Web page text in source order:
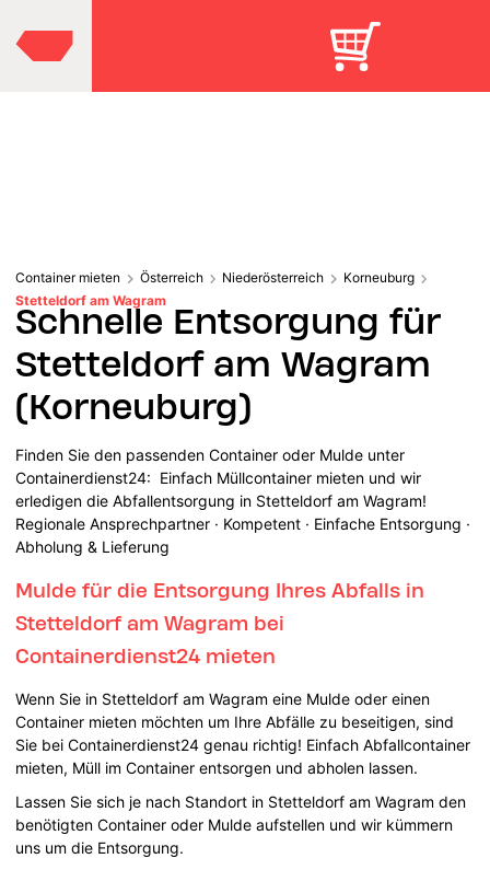
Container mieten Österreich Niederösterreich
Korneuburg
Stetteldorf am Wagram
Schnelle Entsorgung für
Stetteldorf am Wagram
(Korneuburg)
Finden Sie den passenden Container oder Mulde unter
Containerdienst24: Einfach Müllcontainer mieten und wir
erledigen die Abfallentsorgung in Stetteldorf am Wagram!
Regionale Ansprechpartner · Kompetent · Einfache Entsorgung ·
Abholung & Lieferung
Mulde für die Entsorgung Ihres Abfalls in
Stetteldorf am Wagram bei
Containerdienst24 mieten
Wenn Sie in Stetteldorf am Wagram eine Mulde oder einen
Container mieten möchten um Ihre Abfälle zu beseitigen, sind
Sie bei Containerdienst24 genau richtig! Einfach Abfallcontainer
mieten, Müll im Container entsorgen und abholen lassen.
Lassen Sie sich je nach Standort in Stetteldorf am Wagram den
benötigten Container oder Mulde aufstellen und wir kümmern
uns um die Entsorgung.